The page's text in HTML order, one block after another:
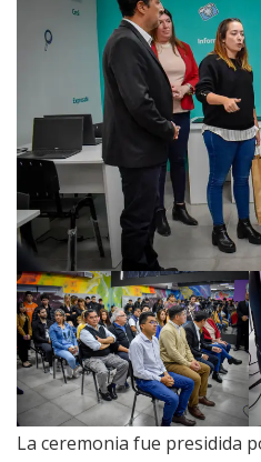
La ceremonia fue presidida